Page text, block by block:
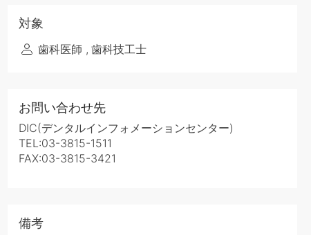
対象
歯科医師 歯科技工士
お問い合わせ先
DIC(デンタルインフォメーションセンター)
TEL:03-3815-1511
FAX:03-3815-3421
備考